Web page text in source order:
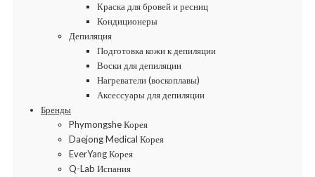
Краска для бровей и ресниц
Кондиционеры
Депиляция
Подготовка кожи к депиляции
Воски для депиляции
Нагреватели (воскоплавы)
Аксессуары для депиляции
Бренды
Phymongshe Корея
Daejong Medical Корея
EverYang Корея
Q-Lab Испания